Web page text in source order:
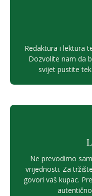
Redaktura i lektura
Dozvolite nam da
svijet pustite
Ne prevodimo
vrijednosti. Za
govori vaš kupac.